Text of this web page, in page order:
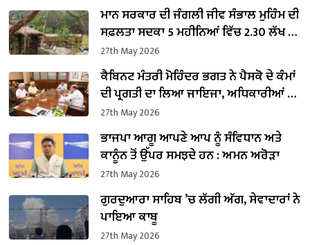
ਮਾਨ ਸਰਕਾਰ ਦੀ ਜੰਗਲੀ ਜੀਵ ਸੰਭਾਲ ਮੁਹਿੰਮ ਦੀ
ਸਫ਼ਲਤਾ ਸਦਕਾ 5 ਮਹੀਨਿਆਂ ਵਿੱਚ 2.30 ਲੱਖ ਤੋਂ
ਵੱਧ ਸੈਲਾਨੀ ਛੱਤਬੀੜ ਚਿੜੀਆਘਰ ਪਹੁੰਚੇ:
ਕਟਾਰੂਚੱਕ
27th May 2026
ਕੈਬਿਨਟ ਮੰਤਰੀ ਮੋਹਿੰਦਰ ਭਗਤ ਨੇ ਪੈਸਕੋ ਦੇ ਕੰਮਾਂ
ਦੀ ਪ੍ਰਗਤੀ ਦਾ ਲਿਆ ਜਾਇਜਾ, ਅਧਿਕਾਰੀਆਂ ਨੂੰ
ਸਾਬਕਾ ਸੈਨਿਕਾਂ ਲਈ ਰੁਜ਼ਗਾਰ ਦੇ ਬਿਹਤਰ ਮੌਕੇ
ਪ੍ਰਦਾਨ ਕਰਨ ਦੇ ਦਿੱਤੇ ਨਿਰਦੇਸ਼
27th May 2026
ਭਾਜਪਾ ਆਗੂ ਆਪਣੇ ਆਪ ਨੂੰ ਸੰਵਿਧਾਨ ਅਤੇ
ਕਾਨੂੰਨ ਤੋਂ ਉੱਪਰ ਸਮਝਦੇ ਹਨ : ਅਮਨ ਅਰੋੜਾ
27th May 2026
ਗੁਰਦੁਆਰਾ ਸਾਹਿਬ ’ਚ ਲੱਗੀ ਅੱਗ, ਸੇਵਾਦਾਰਾਂ ਨੇ
ਪਾਇਆ ਕਾਬੂ
27th May 2026